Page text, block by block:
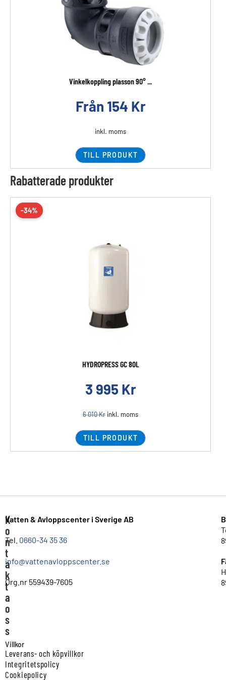
Vinkelkoppling plasson 90° ...
Från 154 Kr
inkl. moms
TILL PRODUKT
Rabatterade produkter
-34%
HYDROPRESS GC 80L
3 995 Kr
6 010Kr inkl. moms
TILL PRODUKT
K
o
n
t
a
k
t
a
o
s
s
Vatten & Avloppscenter i Sverige AB
Tel. 0660-34 35 36
info@vattenavloppscenter.se
Org.nr 559439-7605
Villkor
Leverans- och köpvillkor
Integritetspolicy
Cookiepolicy